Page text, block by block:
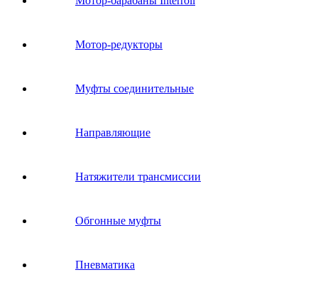
Мотор-редукторы
Муфты соединительные
Направляющие
Натяжители трансмиссии
Обгонные муфты
Пневматика